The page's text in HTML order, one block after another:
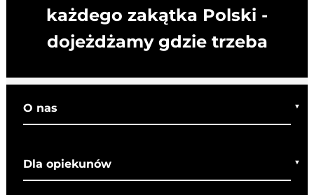
każdego zakątka Polski -
dojeżdżamy gdzie trzeba
O nas
Co o nas mówią
Dla opiekunów